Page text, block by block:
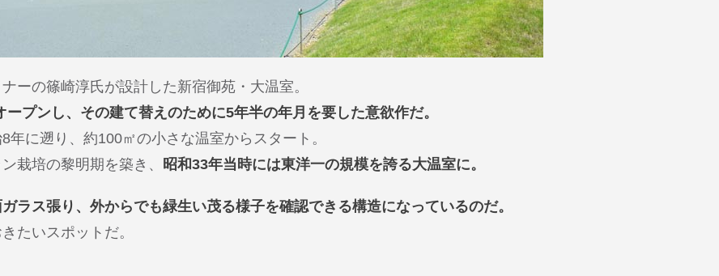
ーの篠崎淳氏が設計した新宿御苑・大温室。
プンし、その建て替えのために5年半の年月を要した意欲作だ。
年に遡り、約100㎡の小さな温室からスタート。
栽培の黎明期を築き、 昭和33年当時には東洋一の規模を誇る大温室に。
ラス張り、外からでも緑生い茂る様子を確認できる構造になっているのだ。
たいスポットだ。